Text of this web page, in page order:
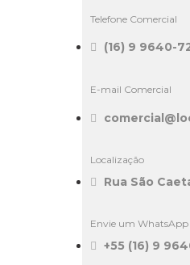
Telefone Comercial
(16) 9 9640-
E-mail Comercial
Localização
Rua São
Envie um WhatsApp
+55 (16) 9